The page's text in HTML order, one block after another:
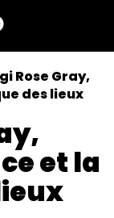
Rose Gray,
des lieux
et la